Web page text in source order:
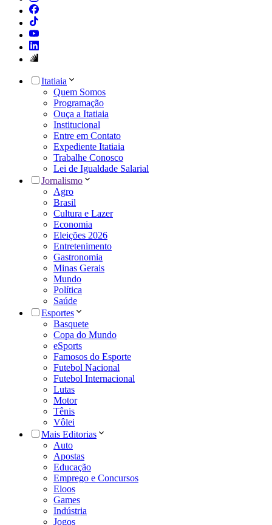
Itatiaia
Quem Somos
Programação
Ouça a Itatiaia
Institucional
Entre em Contato
Expediente Itatiaia
Trabalhe Conosco
Lei de Igualdade Salarial
Jornalismo
Agro
Brasil
Cultura e Lazer
Economia
Eleições 2026
Entretenimento
Gastronomia
Minas Gerais
Mundo
Política
Saúde
Esportes
Basquete
Copa do Mundo
eSports
Famosos do Esporte
Futebol Nacional
Futebol Internacional
Lutas
Motor
Tênis
Vôlei
Mais Editorias
Auto
Apostas
Educação
Emprego e Concursos
Eloos
Games
Indústria
Jogos